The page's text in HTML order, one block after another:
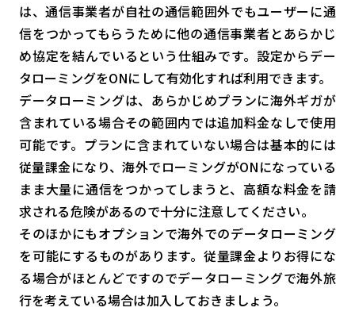
は、通信事業者が自社の通信範囲外でもユーザーに通
信をつかってもらうために他の通信事業者とあらかじ
め協定を結んでいるという仕組みです。設定からデー
タローミングをONにして有効化すれば利用できます。
データローミングは、あらかじめプランに海外ギガが
含まれている場合その範囲内では追加料金なしで使用
可能です。プランに含まれていない場合は基本的には
従量課金になり、海外でローミングがONになっている
まま大量に通信をつかってしまうと、高額な料金を請
求される危険があるので十分に注意してください。
そのほかにもオプションで海外でのデータローミング
を可能にするものがあります。従量課金よりお得にな
る場合がほとんどですのでデータローミングで海外旅
行を考えている場合は加入しておきましょう。